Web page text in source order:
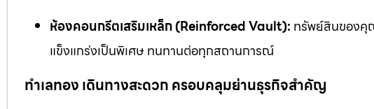
ห้องคอนกรีตเสริมเหล็ก (Reinforced Vault): ทรัพย์สินของคุ
แข็งแกร่งเป็นพิเศษ ทนทานต่อทุกสถานการณ์
ทำเลทอง เดินทางสะดวก ครอบคลุมย่านธุรกิจสำคัญ